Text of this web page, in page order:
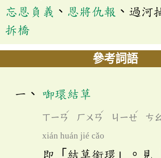
忘恩負義 、 恩將仇報 、過河
拆橋
參考詞語
啣環結草
ㄒㄧㄢ
ˊ
ㄏㄨㄢ
ˊ
ㄐㄧㄝ
ˊ
ㄘㄠ
xián huán jié cǎo
即「結草銜環」。見